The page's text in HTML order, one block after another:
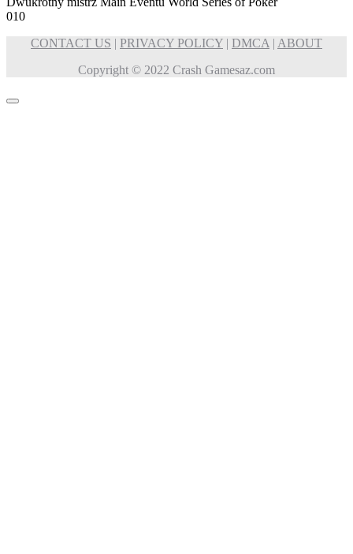
010
CONTACT US | PRIVACY POLICY | DMCA | ABOUT
Copyright © 2022 Crash Gamesaz.com